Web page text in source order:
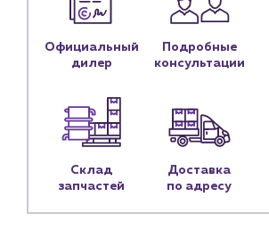
Контактные данные
Чат-бот
+7 (918) 070-19-79
sales@profpotok.ru
Официальный
дилер
Подробные
консультации
Склад
запчастей
Доставка
по адресу